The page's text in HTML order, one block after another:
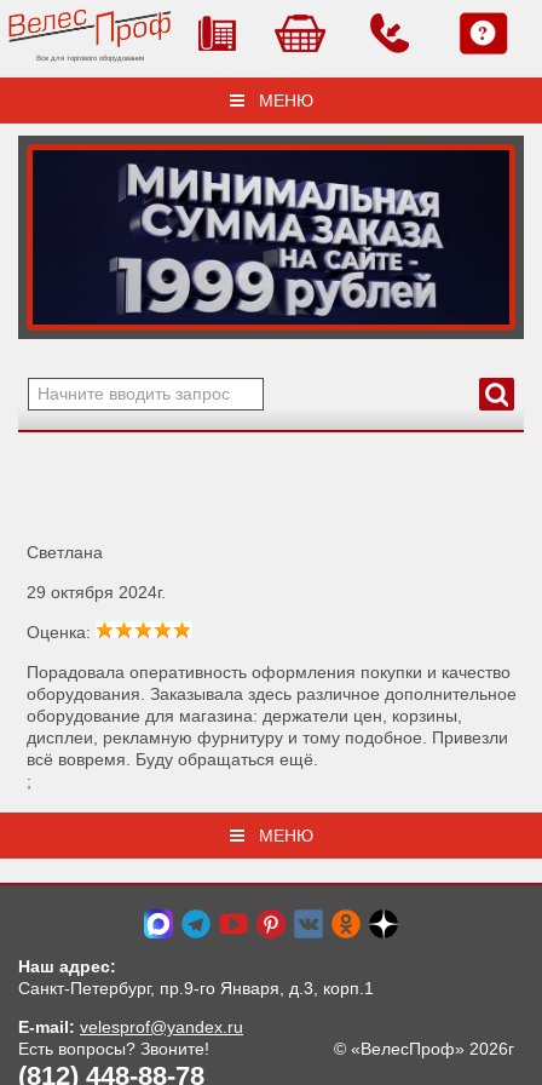
Все для торгового оборудования
МЕНЮ
Светлана
29 октября 2024г.
Оценка:
Порадовала оперативность оформления покупки и качество
оборудования. Заказывала здесь различное дополнительное
оборудование для магазина: держатели цен, корзины,
дисплеи, рекламную фурнитуру и тому подобное. Привезли
всё вовремя. Буду обращаться ещё.
;
МЕНЮ
Наш адрес:
Санкт-Петербург, пр.9-го Января, д.3, корп.1
E-mail: velesprof@yandex.ru
Есть вопросы? Звоните!
(812) 448-88-78
© «ВелесПроф» 2026г